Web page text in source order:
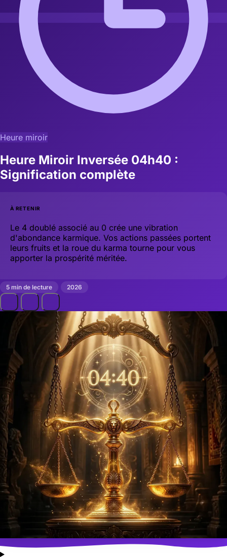
Heure miroir
Heure Miroir Inversée 04h40 :
Signification complète
À RETENIR
Le 4 doublé associé au 0 crée une vibration
d'abondance karmique. Vos actions passées portent
leurs fruits et la roue du karma tourne pour vous
apporter la prospérité méritée.
5 min de lecture 2026